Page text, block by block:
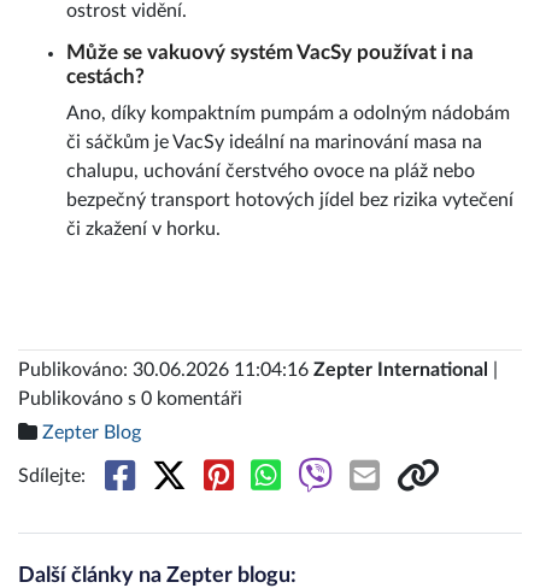
ostrost vidění.
Může se vakuový systém VacSy používat i na
cestách?
Ano, díky kompaktním pumpám a odolným nádobám
či sáčkům je VacSy ideální na marinování masa na
chalupu, uchování čerstvého ovoce na pláž nebo
bezpečný transport hotových jídel bez rizika vytečení
či zkažení v horku.
Publikováno: 30.06.2026 11:04:16 Zepter International
Publikováno s 0 komentáři
Zepter Blog
Sdílejte:
Další články na Zepter blogu: